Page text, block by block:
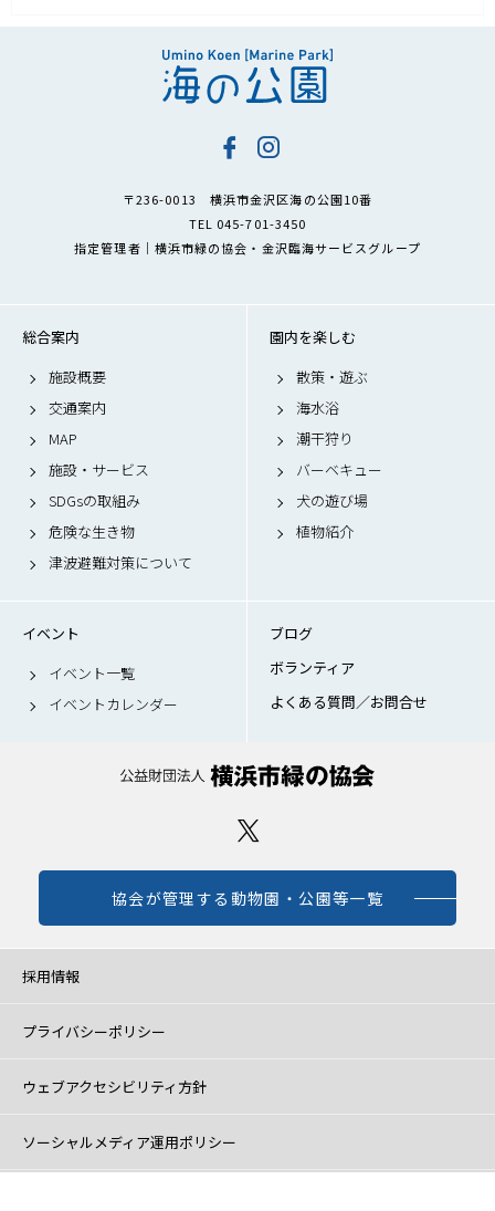
〒236-0013 横浜市金沢区海の公園10番
TEL 045-701-3450
指定管理者｜横浜市緑の協会・金沢臨海サービスグループ
総合案内
施設概要
交通案内
MAP
施設・サービス
SDGsの取組み
危険な生き物
津波避難対策について
園内を楽しむ
散策・遊ぶ
海水浴
潮干狩り
バーベキュー
犬の遊び場
植物紹介
イベント
イベント一覧
イベントカレンダー
ブログ
ボランティア
よくある質問／お問合せ
協会が管理する動物園・公園等一覧
採用情報
プライバシーポリシー
ウェブアクセシビリティ方針
ソーシャルメディア運用ポリシー